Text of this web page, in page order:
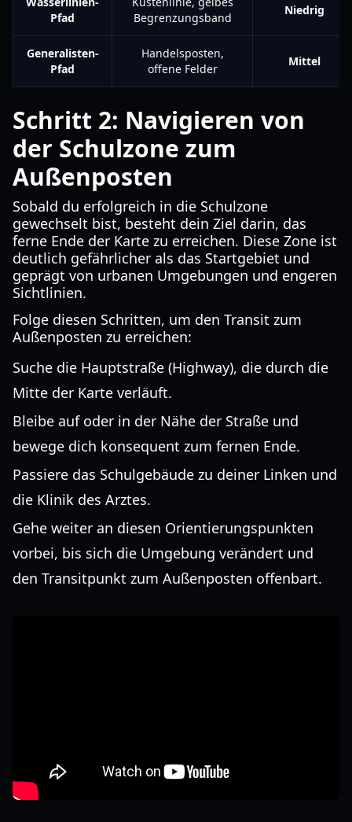
Pfad
Begrenzungsband
Niedrig
Generalisten-
Pfad
Handelsposten,
offene Felder
Mittel
Schritt 2: Navigieren von
der Schulzone zum
Außenposten
Sobald du erfolgreich in die Schulzone
gewechselt bist, besteht dein Ziel darin, das
ferne Ende der Karte zu erreichen. Diese Zone ist
deutlich gefährlicher als das Startgebiet und
geprägt von urbanen Umgebungen und engeren
Sichtlinien.
Folge diesen Schritten, um den Transit zum
Außenposten zu erreichen:
Suche die Hauptstraße (Highway), die durch die
Mitte der Karte verläuft.
Bleibe auf oder in der Nähe der Straße und
bewege dich konsequent zum fernen Ende.
Passiere das Schulgebäude zu deiner Linken und
die Klinik des Arztes.
Gehe weiter an diesen Orientierungspunkten
vorbei, bis sich die Umgebung verändert und
den Transitpunkt zum Außenposten offenbart.